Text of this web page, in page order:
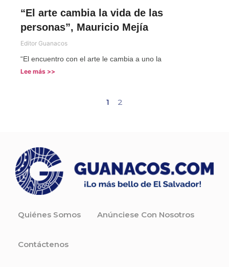
“El arte cambia la vida de las
personas”, Mauricio Mejía
Editor Guanacos
“El encuentro con el arte le cambia a uno la
Lee más >>
1 2
Quiénes Somos Anúnciese Con Nosotros
Contáctenos